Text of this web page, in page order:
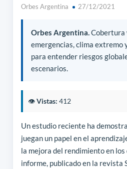
Orbes Argentina 27/12/2021
Orbes Argentina.Cobertura
emergencias, clima extremo
para entender riesgos
escenarios.
👁️Vistas: 412
Un estudio reciente ha
juegan un papel en el
la mejora del rendimiento en los
informe, publicado en la revista